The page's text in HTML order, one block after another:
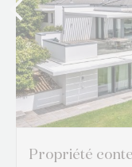
Propriété